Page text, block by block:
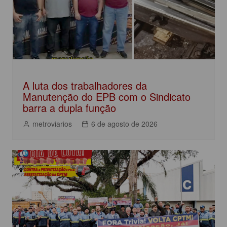
A luta dos trabalhadores da
Manutenção do EPB com o Sindicato
barra a dupla função
metroviarios 6 de agosto de 2026